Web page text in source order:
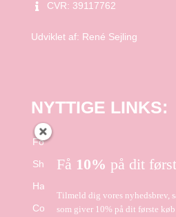
CVR: 39117762
Udviklet af: René Sejling
NYTTIGE LINKS:
Forside
Shop
Handelsbetingelser
Cookie- og Privatlivspolitik
Få 10% på dit
Tilmeld dig vores nyhedsbrev,
som giver 10% på dit første køb